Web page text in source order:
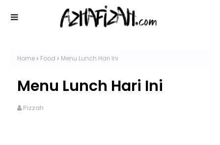
Home Food Menu Lunch Hari Ini
Menu Lunch Hari Ini
Pizzah